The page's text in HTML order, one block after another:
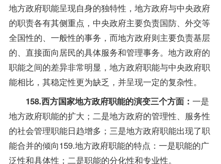
地方政府职能呈现自身的独特性，地方政府与中央政府
的职责各有其侧重点，中央政府主要负责国防、外交等
全国性的、一般性的事务，而地方政府则主要负责基层
的、直接面向居民的具体服务和管理事务。地方政府的
职能之间的差异非常明显，地方政府职能与中央政府职
能相比，其稳定性更为缺乏，并呈现一定的复杂性。
158.西方国家地方政府职能的演变三个方面： 一是
地方政府职能的扩大；二是地方政府的管理性、服务性
的社会管理职能日趋增多；三是地方政府职能出现了职
能合并的倾向159.地方政府职能的特点：一是职能的广
泛性和具体性；二是职能的分化性和专业性。